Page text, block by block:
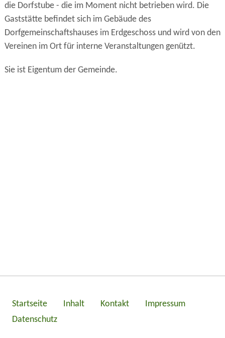
die Dorfstube - die im Moment nicht betrieben wird. Die
Gaststätte befindet sich im Gebäude des
Dorfgemeinschaftshauses im Erdgeschoss und wird von den
Vereinen im Ort für interne Veranstaltungen genützt.
Sie ist Eigentum der Gemeinde.
Startseite Inhalt Kontakt
Impressum
Datenschutz